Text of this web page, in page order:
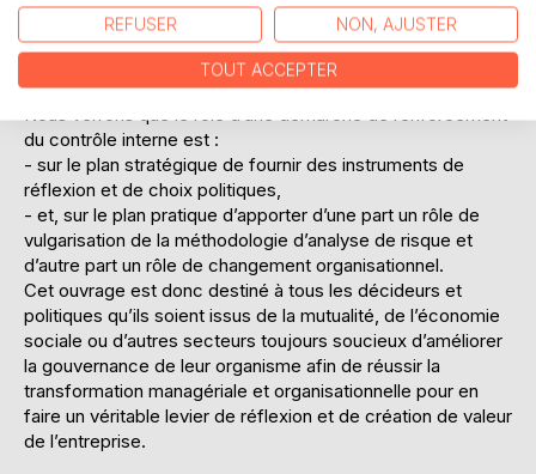
Maîtriser la gouvernance, c’est donc apprendre à gérer et
contrôler le risque et sa gestion-même. Ceci suppose non
seulement une méthodologie mais aussi une culture et des
structures ad hoc.
Nous verrons que le rôle d’une démarche de renforcement
du contrôle interne est :
- sur le plan stratégique de fournir des instruments de
réflexion et de choix politiques,
- et, sur le plan pratique d’apporter d’une part un rôle de
vulgarisation de la méthodologie d’analyse de risque et
d’autre part un rôle de changement organisationnel.
Cet ouvrage est donc destiné à tous les décideurs et
politiques qu’ils soient issus de la mutualité, de l’économie
sociale ou d’autres secteurs toujours soucieux d’améliorer
la gouvernance de leur organisme afin de réussir la
transformation managériale et organisationnelle pour en
faire un véritable levier de réflexion et de création de valeur
de l’entreprise.
REFUSER NON, AJUSTER
TOUT ACCEPTER